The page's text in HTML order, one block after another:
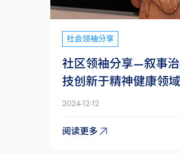
社会领袖分享
社区领袖分享—叙事
技创新于精神健康领
2024-12-12
阅读更多